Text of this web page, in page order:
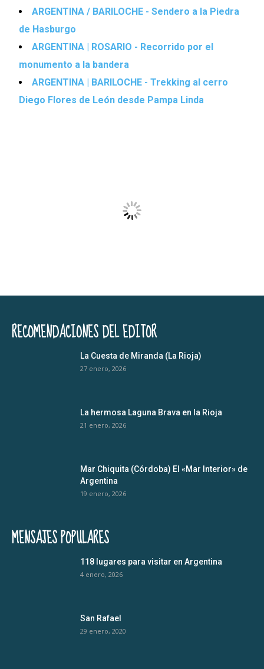
ARGENTINA / BARILOCHE - Sendero a la Piedra
de Hasburgo
ARGENTINA | ROSARIO - Recorrido por el
monumento a la bandera
ARGENTINA | BARILOCHE - Trekking al cerro
Diego Flores de León desde Pampa Linda
RECOMENDACIONES DEL EDITOR
La Cuesta de Miranda (La Rioja)
27 enero, 2026
La hermosa Laguna Brava en la Rioja
21 enero, 2026
Mar Chiquita (Córdoba) El «Mar Interior» de
Argentina
19 enero, 2026
MENSAJES POPULARES
118 lugares para visitar en Argentina
4 enero, 2026
San Rafael
29 enero, 2020